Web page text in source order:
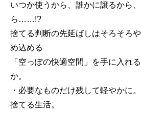
いつか使うから、誰かに譲るから
ら……!?
捨てる判断の先延ばしはそろそろ
め込める
「空っぽの快適空間」を手に入れ
か。
・必要なものだけ残して軽やかに
捨てる生活。